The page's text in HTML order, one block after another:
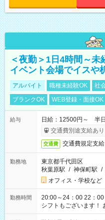
＜夜勤＞1日4時間～未
イベント会場でイスや
アルバイト 職種未経験OK 社
ブランクOK
WEB登録・面接OK
給与
日給：12500円～ 半
交通費別途支給あり
交通費 交通費規定支給
勤務地
東京都千代田区
秋葉原駅 / 神保町駅 /
オフィス・学校など
勤務時間
20:00～24：00 22：00～
シフトもございます！